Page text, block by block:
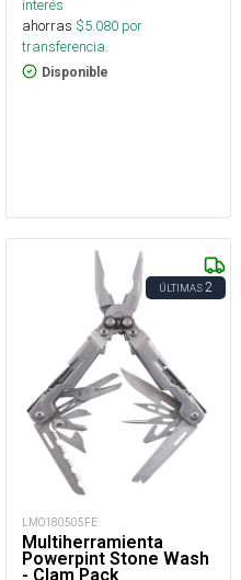
interés
ahorras $5.080 por
transferencia.
Disponible
ÚLTIMAS2
LMO180505FE
Multiherramienta
Powerpint Stone Wash
- Clam Pack